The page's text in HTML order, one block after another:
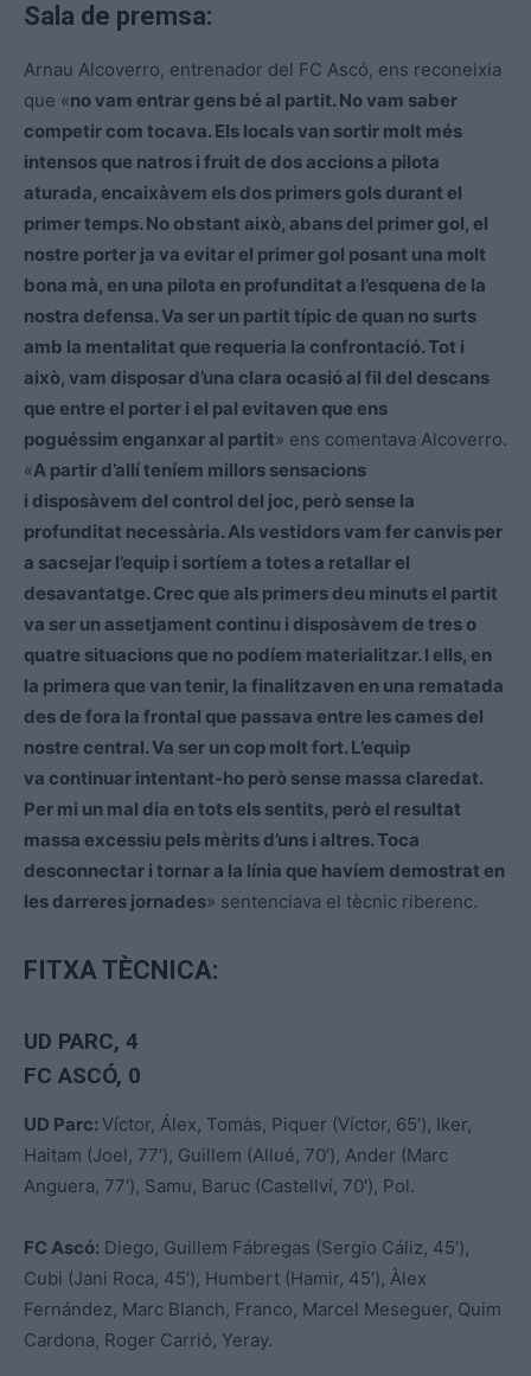
Sala de premsa:
Arnau Alcoverro, entrenador del FC Ascó, ens reconeixia
que «no vam entrar gens bé al partit. No vam saber
competir com tocava. Els locals van sortir molt més
intensos que natros i fruit de dos accions a pilota
aturada, encaixàvem els dos primers gols durant el
primer temps. No obstant això, abans del primer gol, el
nostre porter ja va evitar el primer gol posant una molt
bona mà, en una pilota en profunditat a l’esquena de la
nostra defensa. Va ser un partit típic de quan no surts
amb la mentalitat que requeria la confrontació. Tot i
això, vam disposar d’una clara ocasió al fil del descans
que entre el porter i el pal evitaven que ens
poguéssim enganxar al partit» ens comentava Alcoverro.
«A partir d’allí teníem millors sensacions
i disposàvem del control del joc, però sense la
profunditat necessària. Als vestidors vam fer canvis per
a sacsejar l’equip i sortíem a totes a retallar el
desavantatge. Crec que als primers deu minuts el partit
va ser un assetjament continu i disposàvem de tres o
quatre situacions que no podíem materialitzar. I ells, en
la primera que van tenir, la finalitzaven en una rematada
des de fora la frontal que passava entre les cames del
nostre central. Va ser un cop molt fort. L’equip
va continuar intentant-ho però sense massa claredat.
Per mi un mal dia en tots els sentits, però el resultat
massa excessiu pels mèrits d’uns i altres. Toca
desconnectar i tornar a la línia que havíem demostrat en
les darreres jornades» sentenciava el tècnic riberenc.
FITXA TÈCNICA:
UD PARC, 4
FC ASCÓ, 0
UD Parc: Víctor, Álex, Tomàs, Piquer (Víctor, 65′), Iker,
Haitam (Joel, 77′), Guillem (Allué, 70′), Ander (Marc
Anguera, 77′), Samu, Baruc (Castellví, 70′), Pol.
FC Ascó: Diego, Guillem Fábregas (Sergio Cáliz, 45′),
Cubi (Jani Roca, 45′), Humbert (Hamir, 45′), Àlex
Fernández, Marc Blanch, Franco, Marcel Meseguer, Quim
Cardona, Roger Carrió, Yeray.